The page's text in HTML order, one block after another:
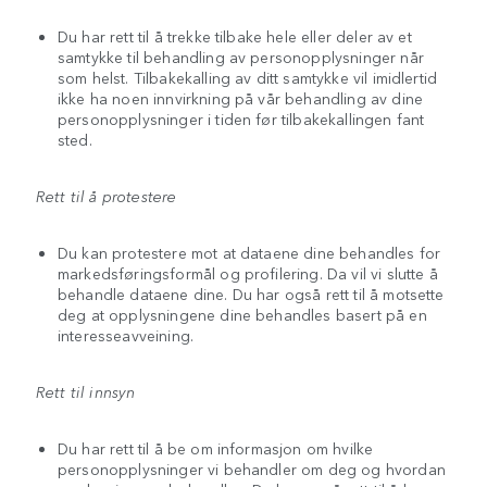
Du har rett til å trekke tilbake hele eller deler av et
samtykke til behandling av personopplysninger når
som helst. Tilbakekalling av ditt samtykke vil imidlertid
ikke ha noen innvirkning på vår behandling av dine
personopplysninger i tiden før tilbakekallingen fant
sted.
Rett til å protestere
Du kan protestere mot at dataene dine behandles for
markedsføringsformål og profilering. Da vil vi slutte å
behandle dataene dine. Du har også rett til å motsette
deg at opplysningene dine behandles basert på en
interesseavveining.
Rett til innsyn
Du har rett til å be om informasjon om hvilke
personopplysninger vi behandler om deg og hvordan